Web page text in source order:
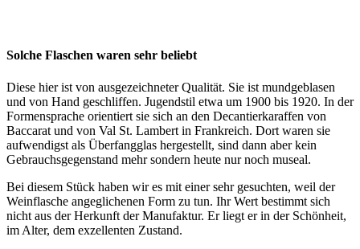
Solche Flaschen waren sehr beliebt
Diese hier ist von ausgezeichneter Qualität. Sie ist mundgeblasen
und von Hand geschliffen. Jugendstil etwa um 1900 bis 1920. In der
Formensprache orientiert sie sich an den Decantierkaraffen von
Baccarat und von Val St. Lambert in Frankreich. Dort waren sie
aufwendigst als Überfangglas hergestellt, sind dann aber kein
Gebrauchsgegenstand mehr sondern heute nur noch museal.
Bei diesem Stück haben wir es mit einer sehr gesuchten, weil der
Weinflasche angeglichenen Form zu tun. Ihr Wert bestimmt sich
nicht aus der Herkunft der Manufaktur. Er liegt er in der Schönheit,
im Alter, dem exzellenten Zustand.